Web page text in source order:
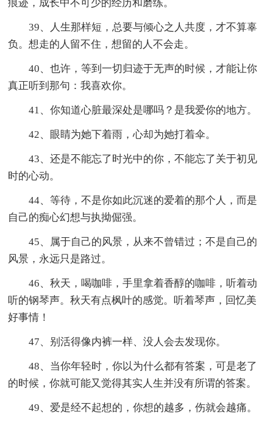
痕迹，成长中不可少的经历和磨练。
39、人生那样短，总要与倾心之人共度，才不算辜
负。想走的人留不住，想留的人不会走。
40、也许，等到一切归迹于无声的时候，才能让你
真正听到那句：我喜欢你。
41、你知道心脏最深处是哪吗？是我爱你的地方。
42、眼睛为她下着雨，心却为她打着伞。
43、还是不能忘了时光中的你，不能忘了关于初见
时的心动。
44、等待，不是你如此沉迷的爱着的那个人，而是
自己的痴心幻想与执拗倔强。
45、属于自己的风景，从来不曾错过；不是自己的
风景，永远只是路过。
46、秋天，喝咖啡，手里拿着香醇的咖啡，听着动
听的钢琴声。秋天有点枫叶的感觉。听着琴声，回忆美
好事情！
47、别活得像内裤一样、没人会去发现你。
48、当你年轻时，你以为什么都有答案，可是老了
的时候，你就可能又觉得其实人生并没有所谓的答案。
49、爱是经不起想的，你想的越多，伤就会越痛。